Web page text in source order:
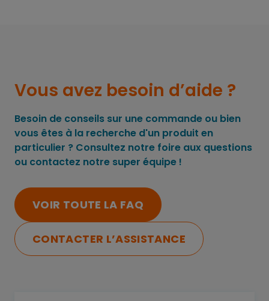
Vous avez besoin d’aide ?
Besoin de conseils sur une commande ou bien
vous êtes à la recherche d'un produit en
particulier ? Consultez notre foire aux questions
ou contactez notre super équipe !
VOIR TOUTE LA FAQ
CONTACTER L’ASSISTANCE